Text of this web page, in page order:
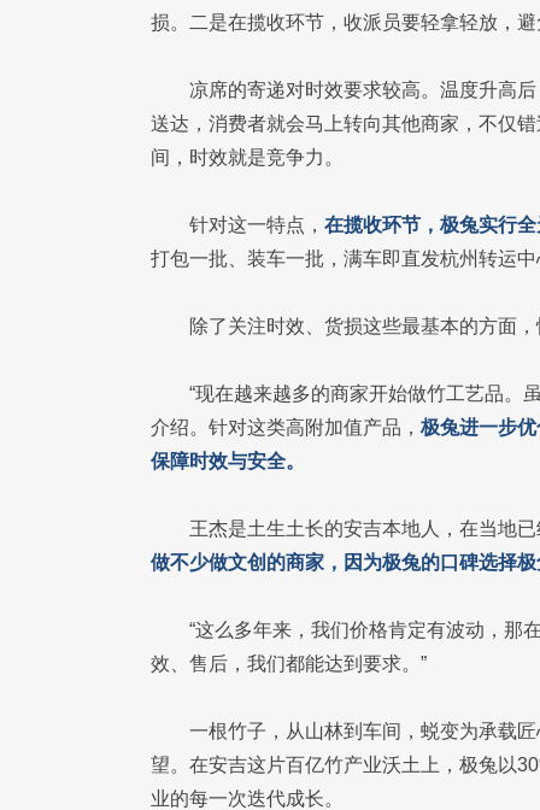
损。二是在揽收环节，收派员要轻拿轻放，
凉席的寄递对时效要求较高。温度升高
送达，消费者就会马上转向其他商家，不仅
间，时效就是竞争力。
针对这一特点， 在揽收环节，极兔实行
打包一批、装车一批，满车即直发杭州转运
除了关注时效、货损这些最基本的方面
“现在越来越多的商家开始做竹工艺品。
介绍。针对这类高附加值产品， 极兔进一步
保障时效与安全。
王杰是土生土长的安吉本地人，在当地
做不少做文创的商家，因为极兔的口碑选择
“这么多年来，我们价格肯定有波动，那
效、售后，我们都能达到要求。”
一根竹子，从山林到车间，蜕变为承载
望。在安吉这片百亿竹产业沃土上，极兔以
业的每一次迭代成长。